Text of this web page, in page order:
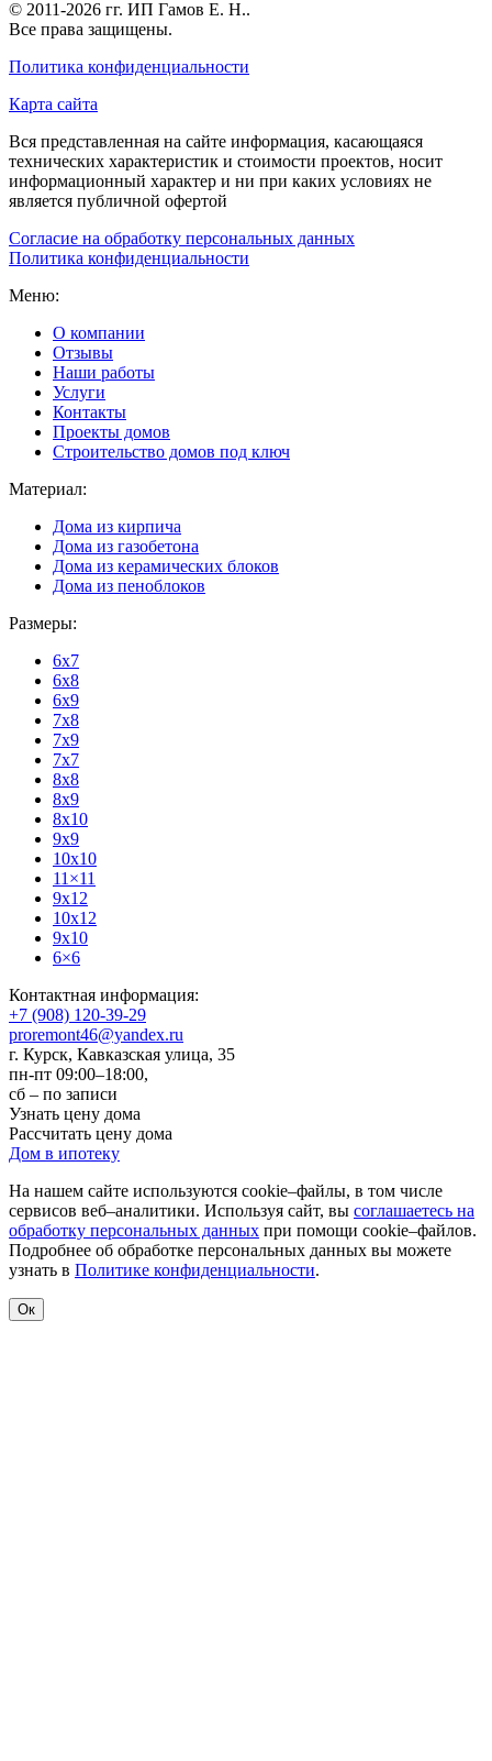
© 2011-2026 гг. ИП Гамов Е. Н..
Все права защищены.
Политика конфиденциальности
Карта сайта
Вся представленная на сайте информация, касающаяся
технических характеристик и стоимости проектов, носит
информационный характер и ни при каких условиях не
является публичной офертой
Согласие на обработку персональных данных
Политика конфиденциальности
Меню:
О компании
Отзывы
Наши работы
Услуги
Контакты
Проекты домов
Строительство домов под ключ
Материал:
Дома из кирпича
Дома из газобетона
Дома из керамических блоков
Дома из пеноблоков
Размеры:
6x7
6x8
6x9
7x8
7x9
7x7
8x8
8x9
8x10
9x9
10x10
11×11
9x12
10x12
9x10
6×6
Контактная информация:
+7 (908) 120-39-29
proremont46@yandex.ru
г. Курск, Кавказская улица, 35
пн-пт 09:00–18:00,
сб – по записи
Узнать цену дома
Рассчитать цену дома
Дом в ипотеку
На нашем сайте используются cookie–файлы, в том числе
сервисов веб–аналитики. Используя сайт, вы соглашаетесь на
обработку персональных данных при помощи cookie–файлов.
Подробнее об обработке персональных данных вы можете
узнать в Политике конфиденциальности.
Ок